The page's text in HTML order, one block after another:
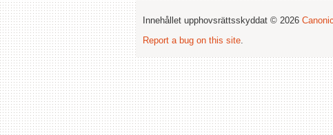
Innehållet upphovsrättsskyddat © 2026
Report a bug on this site.